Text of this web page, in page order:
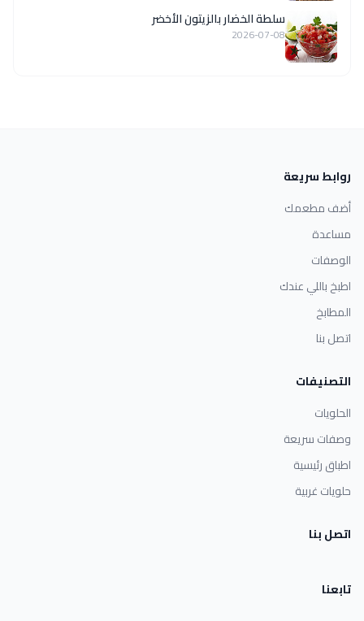
سلطة الخضار بالزيتون الأخضر
2026-07-08
روابط سريعة
أضف مطعمك
مساعدة
الوصفات
اطبخ باللي عندك
المطابخ
اتصل بنا
التصنيفات
الحلويات
وصفات سريعة
اطباق رئيسية
حلويات غربية
اتصل بنا
تابعنا